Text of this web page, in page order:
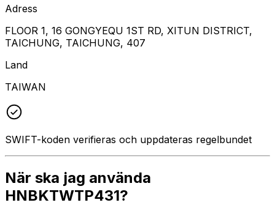
Adress
FLOOR 1, 16 GONGYEQU 1ST RD, XITUN DISTRICT,
TAICHUNG, TAICHUNG, 407
Land
TAIWAN
SWIFT-koden verifieras och uppdateras regelbundet
När ska jag använda
HNBKTWTP431?